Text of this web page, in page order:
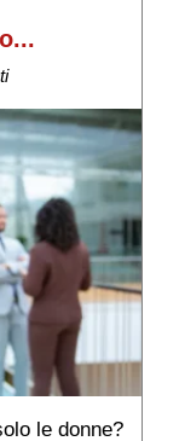
le donne?